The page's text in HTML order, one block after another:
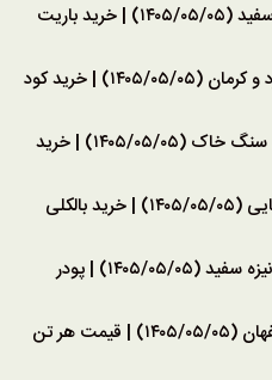
قیمت پودر و هر تن سنگ باریت سفید (۱۴۰۵/۰۵/۰۵) | خرید باریت
قیمت لئوناردیت فله شاهرود و یزد و کرمان (۱۴۰۵/۰۵/۰۵) | خرید کود
قیمت کائولن کلوخه زنوز و فروش سنگ خاک (۱۴۰۵/۰۵/۰۵) | خرید
قیمت بالکلی و خاک بالکلی آلومینایی (۱۴۰۵/۰۵/۰۵) | خرید بالکلی
قیمت هر تن کربنات کلسیم میکرونیزه سفید (۱۴۰۵/۰۵/۰۵) | پودر
قیمت پرلیت فله قیمت پرلیت اصفهان (۱۴۰۵/۰۵/۰۵) | قیمت هر تن